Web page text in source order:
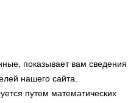
показывает вам сведения
нашего сайта.
путем математических